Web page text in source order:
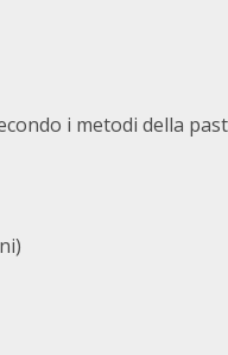
i metodi della